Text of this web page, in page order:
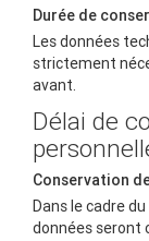
Durée de
Les données
strictement
avant.
Délai de
Conservation
Dans le cadre
données seront